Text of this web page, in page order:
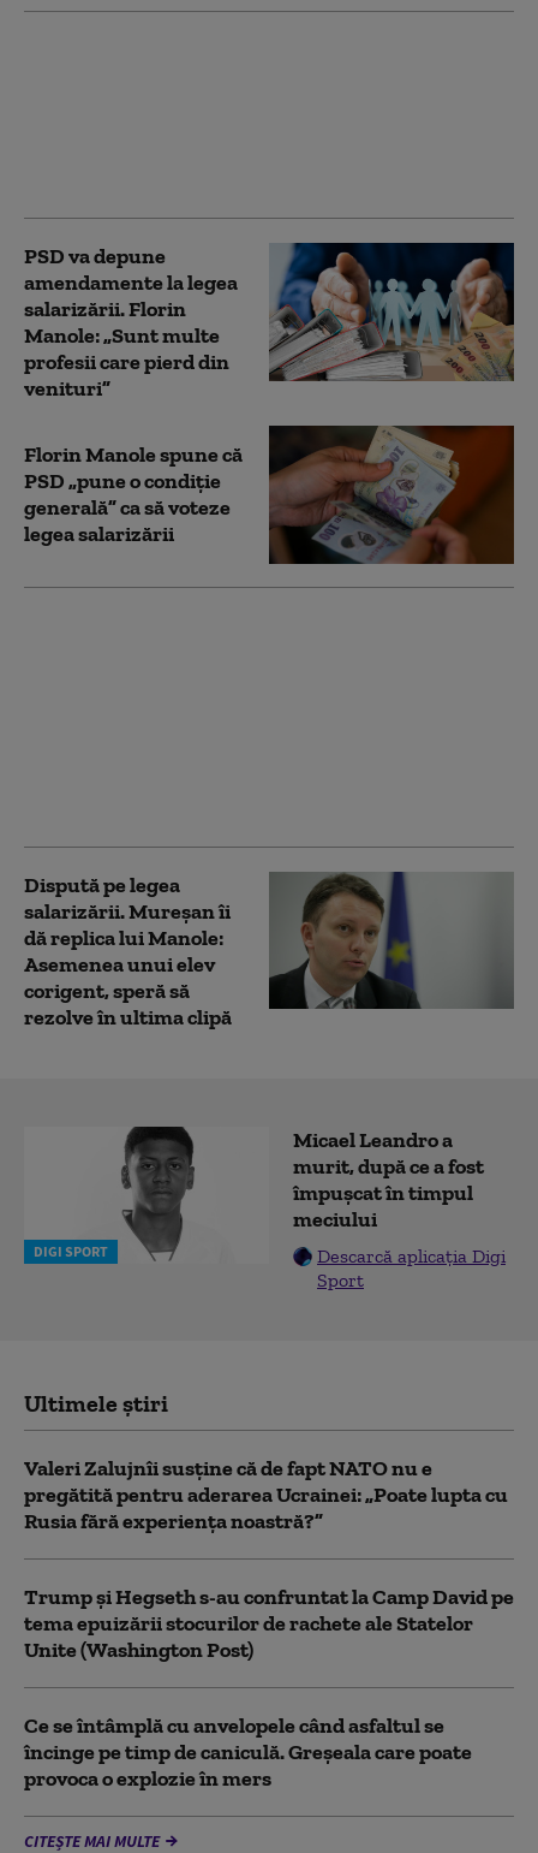
PSD va depune
amendamente la legea
salarizării. Florin
Manole: „Sunt multe
profesii care pierd din
venituri”
Florin Manole spune că
PSD „pune o condiție
generală” ca să voteze
legea salarizării
Dispută pe legea
salarizării. Mureşan îi
dă replica lui Manole:
Asemenea unui elev
corigent, speră să
rezolve în ultima clipă
DIGI SPORT
Micael Leandro a
murit, după ce a fost
împușcat în timpul
meciului
Descarcă aplicația Digi
Sport
Ultimele știri
Valeri Zalujnîi susține că de fapt NATO nu e
pregătită pentru aderarea Ucrainei: „Poate lupta cu
Rusia fără experiența noastră?”
Trump şi Hegseth s-au confruntat la Camp David pe
tema epuizării stocurilor de rachete ale Statelor
Unite (Washington Post)
Ce se întâmplă cu anvelopele când asfaltul se
încinge pe timp de caniculă. Greșeala care poate
provoca o explozie în mers
CITEȘTE MAI MULTE